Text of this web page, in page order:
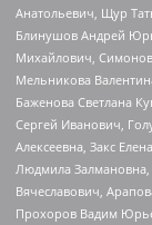
Анатольевич, Щур
Блинушов Андрей
Михайлович,
Мельникова
Баженова Светлана
Сергей Иванович,
Алексеевна, Закс
Людмила
Вячеславович,
Прохоров Вадим